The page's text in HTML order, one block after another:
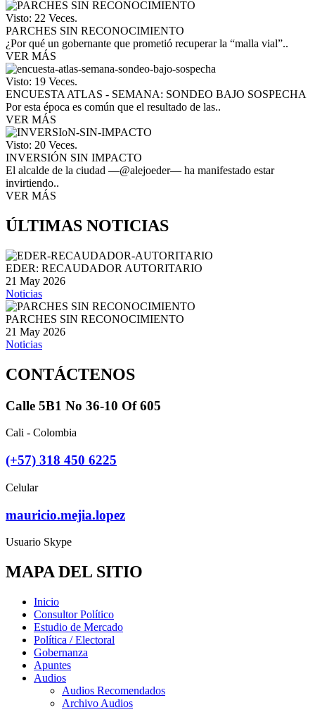
Visto: 22 Veces.
PARCHES SIN RECONOCIMIENTO
¿Por qué un gobernante que prometió recuperar la “malla vial”..
VER MÁS
Visto: 19 Veces.
ENCUESTA ATLAS - SEMANA: SONDEO BAJO SOSPECHA
Por esta época es común que el resultado de las..
VER MÁS
Visto: 20 Veces.
INVERSIÓN SIN IMPACTO
El alcalde de la ciudad —@alejoeder— ha manifestado estar
invirtiendo..
VER MÁS
ÚLTIMAS NOTICIAS
EDER: RECAUDADOR AUTORITARIO
21 May 2026
Noticias
PARCHES SIN RECONOCIMIENTO
21 May 2026
Noticias
CONTÁCTENOS
Calle 5B1 No 36-10 Of 605
Cali - Colombia
(+57) 318 450 6225
Celular
mauricio.mejia.lopez
Usuario Skype
MAPA DEL SITIO
Inicio
Consultor Político
Estudio de Mercado
Política / Electoral
Gobernanza
Apuntes
Audios
Audios Recomendados
Archivo Audios